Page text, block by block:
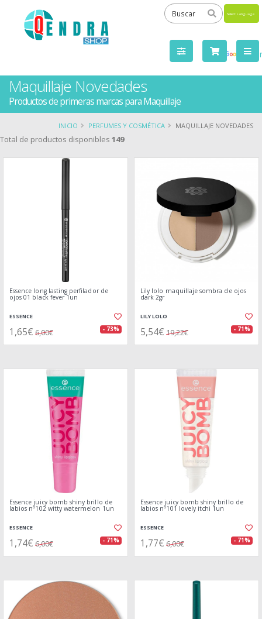
by
Maquillaje Novedades
Productos de primeras marcas para Maquillaje
INICIO PERFUMES Y COSMÉTICA MAQUILLAJE NOVEDADES
Total de productos disponibles 149
Essence long lasting perfilador de
ojos 01 black fever 1un
ESSENCE
1,65€ 6,00€ - 73%
Lily lolo maquillaje sombra de ojos
dark 2gr
LILY LOLO
5,54€ 19,22€ - 71%
Essence juicy bomb shiny brillo de
labios nº102 witty watermelon 1un
ESSENCE
1,74€ 6,00€ - 71%
Essence juicy bomb shiny brillo de
labios nº101 lovely itchi 1un
ESSENCE
1,77€ 6,00€ - 71%